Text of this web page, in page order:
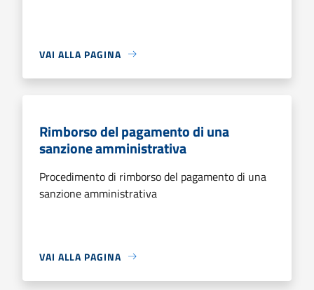
VAI ALLA PAGINA
Rimborso del pagamento di una
sanzione amministrativa
Procedimento di rimborso del pagamento di una
sanzione amministrativa
VAI ALLA PAGINA